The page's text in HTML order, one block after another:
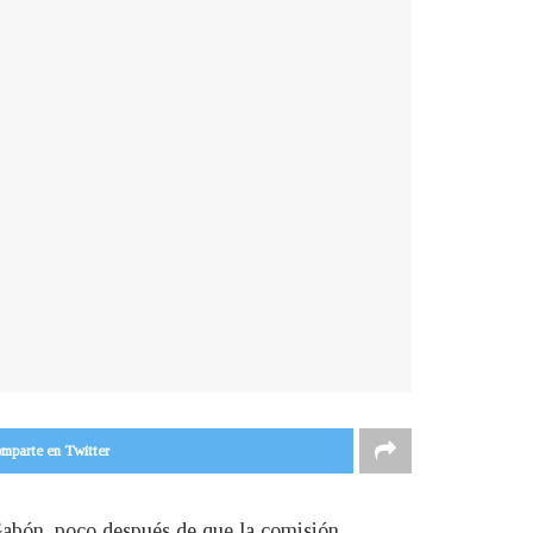
en Twitter